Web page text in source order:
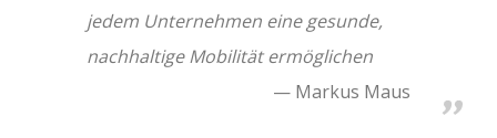
jedem Unternehmen eine gesunde,
nachhaltige Mobilität ermöglichen
Markus Maus